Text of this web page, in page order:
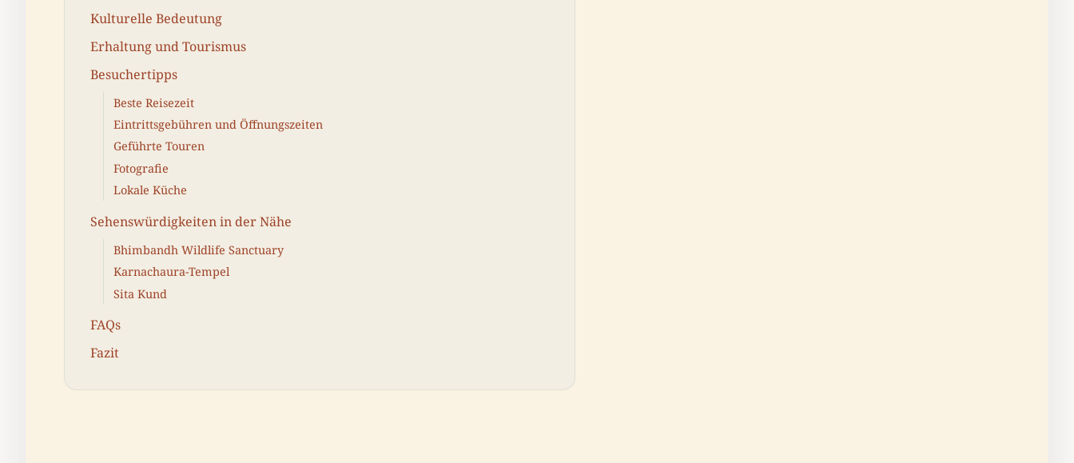
Kulturelle Bedeutung
Erhaltung und Tourismus
Besuchertipps
Beste Reisezeit
Eintrittsgebühren und Öffnungszeiten
Geführte Touren
Fotografie
Lokale Küche
Sehenswürdigkeiten in der Nähe
Bhimbandh Wildlife Sanctuary
Karnachaura-Tempel
Sita Kund
FAQs
Fazit